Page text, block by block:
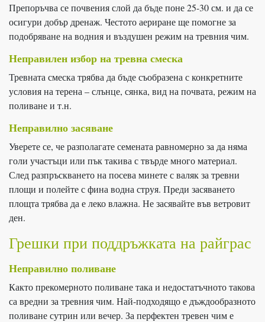
Препоръчва се почвения слой да бъде поне 25-30 см. и да се
осигури добър дренаж. Честото аериране ще помогне за
подобряване на водния и въздушен режим на тревния чим.
Неправилен избор на тревна смеска
Тревната смеска трябва да бъде съобразена с конкретните
условия на терена – слънце, сянка, вид на почвата, режим на
поливане и т.н.
Неправилно засяване
Уверете се, че разполагате семената равномерно за да няма
голи участъци или пък такива с твърде много материал.
След разпръскването на посева минете с валяк за тревни
площи и полейте с фина водна струя. Преди засяването
площта трябва да е леко влажна. Не засявайте във ветровит
ден.
Грешки при поддръжката на райграс
Неправилно поливане
Както прекомерното поливане така и недостатъчното такова
са вредни за тревния чим. Най-подходящо е дъждообразното
поливане сутрин или вечер. За перфектен тревен чим е